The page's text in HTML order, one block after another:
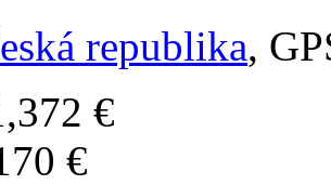
republika,
€
€